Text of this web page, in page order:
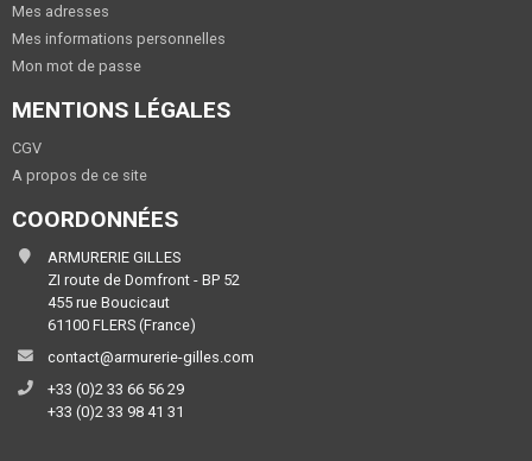
Mes adresses
Mes informations personnelles
Mon mot de passe
MENTIONS LÉGALES
CGV
A propos de ce site
COORDONNÉES
ARMURERIE GILLES
ZI route de Domfront - BP 52
455 rue Boucicaut
61100 FLERS (France)
contact@armurerie-gilles.com
+33 (0)2 33 66 56 29
+33 (0)2 33 98 41 31